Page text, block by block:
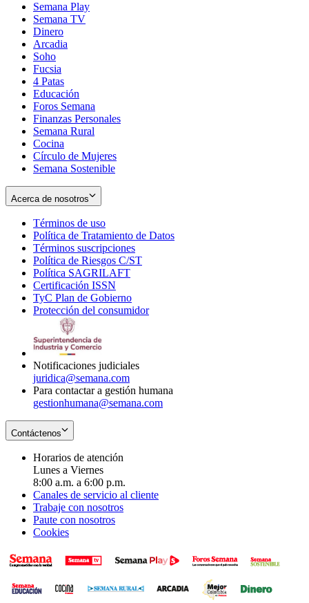
Semana Play
Semana TV
Dinero
Arcadia
Soho
in
new
window
Fucsia
in
new
window
4 Patas
Educación
Foros Semana
Finanzas Personales
Semana Rural
Cocina
Círculo de Mujeres
Semana Sostenible
Acerca de nosotros
Términos de uso
in
new
window
Política de Tratamiento de Datos
Términos suscripciones
in
Política de Riesgos C/ST
Política SAGRILAFT
new
window
Certificación ISSN
in
new
TyC Plan de Gobierno
in
Protección del consumidorOpens
Notificaciones judiciales
juridica@semana.com
Para contactar a gestión humana
gestionhumana@semana.com
Contáctenos
Horarios de atención
Lunes a Viernes
8:00 a.m. a 6:00 p.m.
Canales de servicio al cliente
Trabaje con nosotros
Paute con nosotros
Cookies